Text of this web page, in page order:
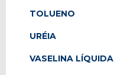
TOLUENO
URÉIA
VASELINA LÍQUIDA